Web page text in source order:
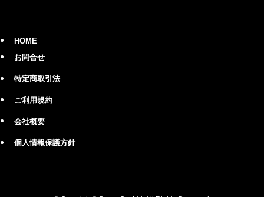
HOME
お問合せ
特定商取引法
ご利用規約
会社概要
個人情報保護方針